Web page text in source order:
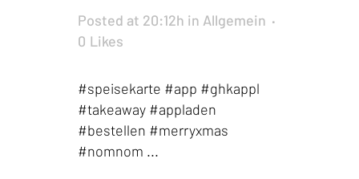
Posted at 20:12h in Allgemein
0 Likes
#speisekarte #app #ghkappl
#takeaway #appladen
#bestellen #merryxmas
#nomnom ...